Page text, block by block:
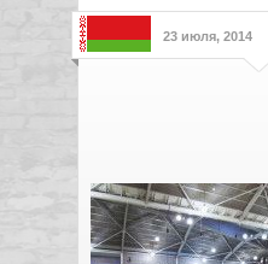
23 июля, 2014